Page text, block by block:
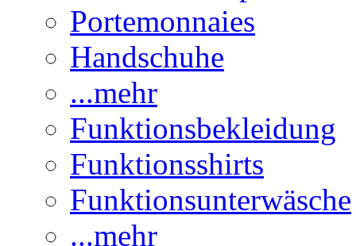
Portemonnaies
Handschuhe
...mehr
Funktionsbekleidung
Funktionsshirts
Funktionsunterwäsche
...mehr